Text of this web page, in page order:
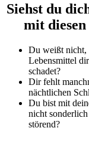
Siehst du
mit
Du weißt nicht,
Lebensmittel
schadet?
Dir fehlt
nächtlichen
Du bist mit
nicht
störend?